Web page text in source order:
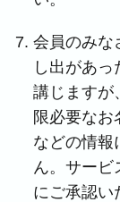
会員のみな
し出があ
講じますが
限必要な
などの情報
ん。サービ
にご承認い